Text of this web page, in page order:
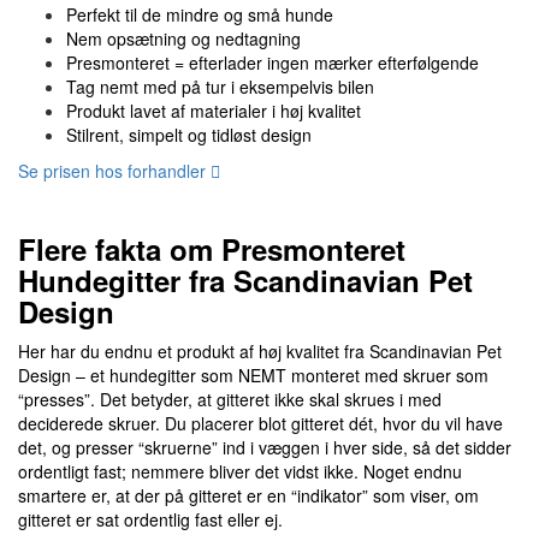
Perfekt til de mindre og små hunde
Nem opsætning og nedtagning
Presmonteret = efterlader ingen mærker efterfølgende
Tag nemt med på tur i eksempelvis bilen
Produkt lavet af materialer i høj kvalitet
Stilrent, simpelt og tidløst design
Se prisen hos forhandler
Flere fakta om Presmonteret
Hundegitter fra Scandinavian Pet
Design
Her har du endnu et produkt af høj kvalitet fra Scandinavian Pet
Design – et hundegitter som NEMT monteret med skruer som
“presses”. Det betyder, at gitteret ikke skal skrues i med
deciderede skruer. Du placerer blot gitteret dét, hvor du vil have
det, og presser “skruerne” ind i væggen i hver side, så det sidder
ordentligt fast; nemmere bliver det vidst ikke. Noget endnu
smartere er, at der på gitteret er en “indikator” som viser, om
gitteret er sat ordentlig fast eller ej.